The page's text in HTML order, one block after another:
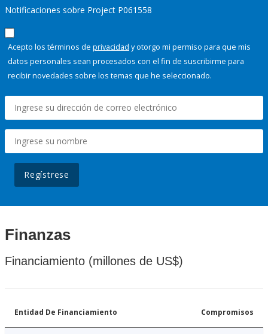
Notificaciones sobre Project P061558
Acepto los términos de privacidad y otorgo mi permiso para que mis
datos personales sean procesados con el fin de suscribirme para
recibir novedades sobre los temas que he seleccionado.
Regístrese
Finanzas
Financiamiento (millones de US$)
Entidad De Financiamiento Compromisos